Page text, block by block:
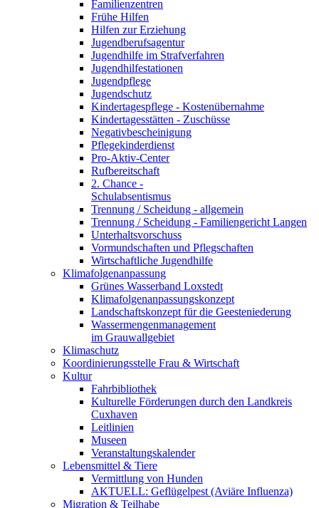
Familienzentren
Frühe Hilfen
Hilfen zur Erziehung
Jugendberufsagentur
Jugendhilfe im Strafverfahren
Jugendhilfestationen
Jugendpflege
Jugendschutz
Kindertagespflege - Kostenübernahme
Kindertagesstätten - Zuschüsse
Negativbescheinigung
Pflegekinderdienst
Pro-Aktiv-Center
Rufbereitschaft
2. Chance -
Schulabsentismus
Trennung / Scheidung - allgemein
Trennung / Scheidung - Familiengericht Langen
Unterhaltsvorschuss
Vormundschaften und Pflegschaften
Wirtschaftliche Jugendhilfe
Klimafolgenanpassung
Grünes Wasserband Loxstedt
Klimafolgenanpassungskonzept
Landschaftskonzept für die Geesteniederung
Wassermengenmanagement
im Grauwallgebiet
Klimaschutz
Koordinierungsstelle Frau & Wirtschaft
Kultur
Fahrbibliothek
Kulturelle Förderungen durch den Landkreis
Cuxhaven
Leitlinien
Museen
Veranstaltungskalender
Lebensmittel & Tiere
Vermittlung von Hunden
AKTUELL: Geflügelpest (Aviäre Influenza)
Migration & Teilhabe